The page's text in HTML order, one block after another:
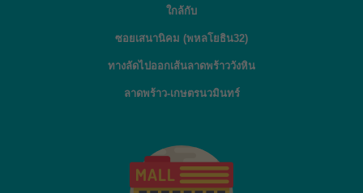
ใกล้กับ
ซอยเสนานิคม (พหลโยธิน32)
ทางลัดไปออกเส้นลาดพร้าววังหิน
ลาดพร้าว-เกษตรนวมินทร์